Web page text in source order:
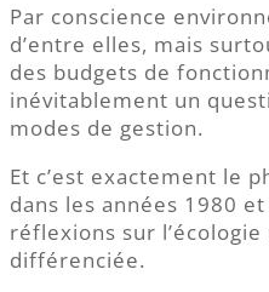
Par conscience
d’entre elles, mais
des budgets de
inévitablement un
modes de gestion.
Et c’est exactement le
dans les années 1980
réflexions sur
différenciée.